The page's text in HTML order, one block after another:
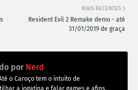
MAIS RECENTES
Resident Evil 2 Remake demo - até
31/01/2019 de graça
por Nerd
o Caroço tem o intuito de